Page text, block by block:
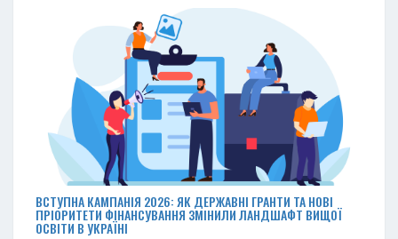
ВСТУПНА КАМПАНІЯ 2026: ЯК ДЕРЖАВНІ ГРАНТИ ТА НОВІ
ПРІОРИТЕТИ ФІНАНСУВАННЯ ЗМІНИЛИ ЛАНДШАФТ ВИЩОЇ
ОСВІТИ В УКРАЇНІ